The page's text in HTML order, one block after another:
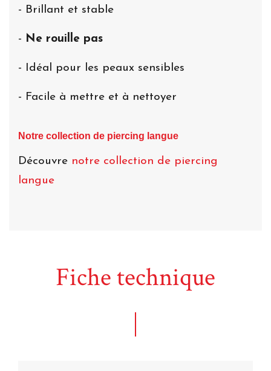
- Brillant et stable
- Ne rouille pas
- Idéal pour les peaux sensibles
- Facile à mettre et à nettoyer
Notre collection de piercing langue
Découvre notre collection de piercing
langue
Fiche technique